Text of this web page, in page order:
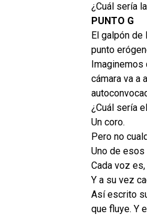
¿Cuál sería
PUNTO G
El galpón de
punto
Imaginemos
cámara va a
¿Cuál sería
Un coro.
Pero no
Uno de esos
Cada voz
Y a su vez
Así escrito
que fluye. Y